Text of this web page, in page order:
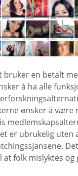
bruker en betalt
å ha alle
ønsker å være
er ubrukelig uten
at folk mislyktes og